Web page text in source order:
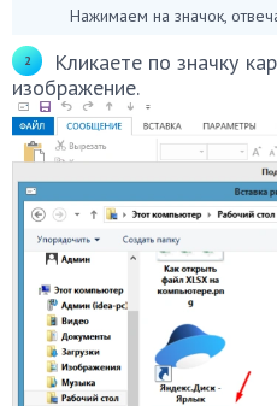
Нажимаем на значок,
Кликаете по значку
изображение.